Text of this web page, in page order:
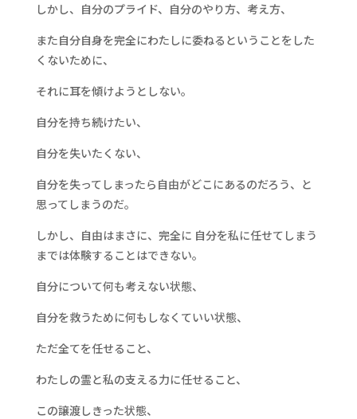
しかし、自分のプライド、自分のやり方、考え方、
また自分自身を完全にわたしに委ねるということをした
くないために、
それに耳を傾けようとしない。
自分を持ち続けたい、
自分を失いたくない、
自分を失ってしまったら自由がどこにあるのだろう、と
思ってしまうのだ。
しかし、自由はまさに、完全に 自分を私に任せてしまう
までは体験することはできない。
自分について何も考えない状態、
自分を救うために何もしなくていい状態、
ただ全てを任せること、
わたしの霊と私の支える力に任せること、
この譲渡しきった状態、